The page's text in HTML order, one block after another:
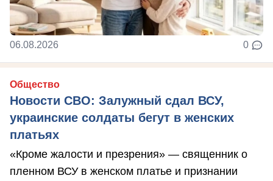
06.08.2026 0
Общество
Новости СВО: Залужный сдал ВСУ,
украинские солдаты бегут в женских
платьях
«Кроме жалости и презрения» — священник о
пленном ВСУ в женском платье и признании